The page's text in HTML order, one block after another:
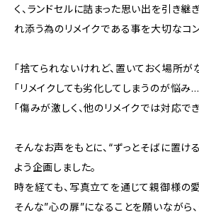
く、ランドセルに詰まった思い出を引き継
れ添う為のリメイクである事を大切なコン
「捨てられないけれど、置いておく場所が
「リメイクしても劣化してしまうのが悩み…
「傷みが激しく、他のリメイクでは対応で
そんなお声をもとに、“ずっとそばに置け
よう企画しました。
時を経ても、写真立てを通じて親御様
そんな”心の扉”になることを願いながら